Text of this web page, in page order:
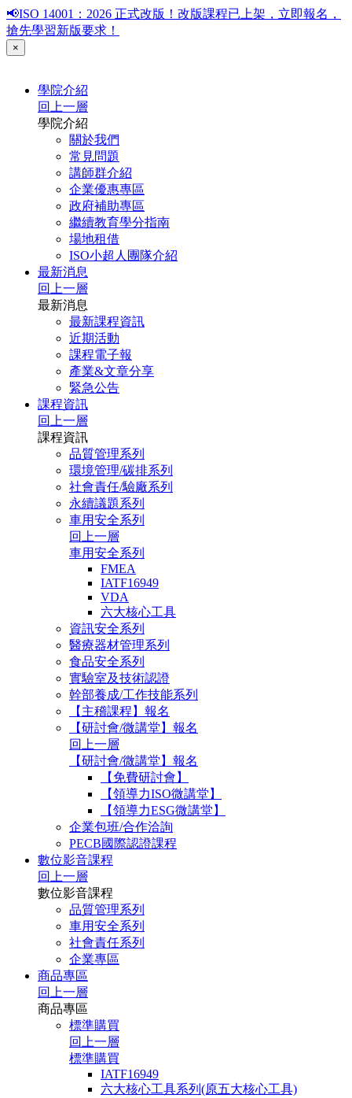
📢ISO 14001：2026 正式改版！改版課程已上架，立即報名，
搶先學習新版要求！
×
學院介紹
回上一層
學院介紹
關於我們
常見問題
講師群介紹
企業優惠專區
政府補助專區
繼續教育學分指南
場地租借
ISO小超人團隊介紹
最新消息
回上一層
最新消息
最新課程資訊
近期活動
課程電子報
產業&文章分享
緊急公告
課程資訊
回上一層
課程資訊
品質管理系列
環境管理/碳排系列
社會責任/驗廠系列
永續議題系列
車用安全系列
回上一層
車用安全系列
FMEA
IATF16949
VDA
六大核心工具
資訊安全系列
醫療器材管理系列
食品安全系列
實驗室及技術認證
幹部養成/工作技能系列
【主稽課程】報名
【研討會/微講堂】報名
回上一層
【研討會/微講堂】報名
【免費研討會】
【領導力ISO微講堂】
【領導力ESG微講堂】
企業包班/合作洽詢
PECB國際認證課程
數位影音課程
回上一層
數位影音課程
品質管理系列
車用安全系列
社會責任系列
企業專區
商品專區
回上一層
商品專區
標準購買
回上一層
標準購買
IATF16949
六大核心工具系列(原五大核心工具)